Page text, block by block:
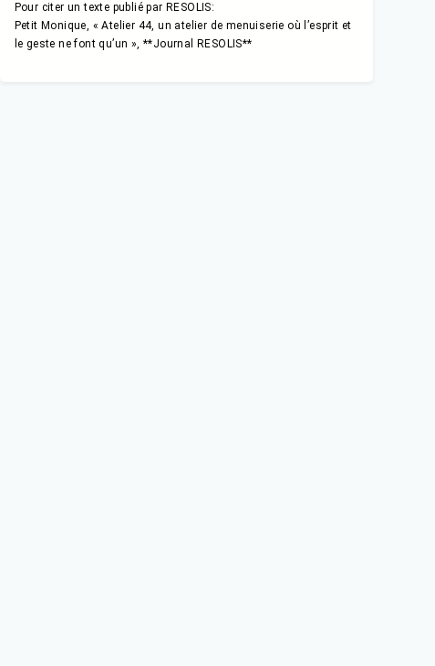
Pour citer un texte publié par RESOLIS:
Petit Monique, « Atelier 44, un atelier de menuiserie où l’esprit et
le geste ne font qu’un », **Journal RESOLIS**